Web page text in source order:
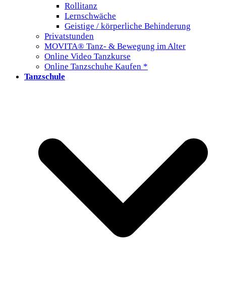
Rollitanz
Lernschwäche
Geistige / körperliche Behinderung
Privatstunden
MOVITA® Tanz- & Bewegung im Alter
Online Video Tanzkurse
Online Tanzschuhe Kaufen *
Tanzschule